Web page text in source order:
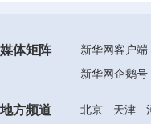
媒体矩阵 新华网客户端
新华网企鹅号
地方频道 北京 天津